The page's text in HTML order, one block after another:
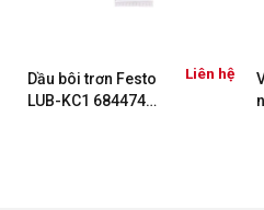
Dầu bôi trơn Festo
LUB-KC1 684474
Liên hệ